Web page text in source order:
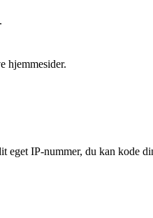
hjemmesider.
IP-nummer, du kan kode